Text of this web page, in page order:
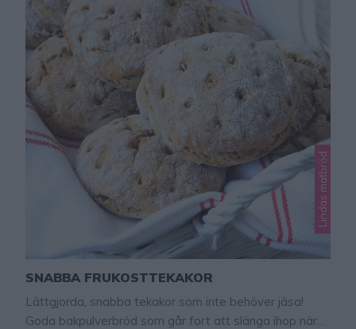
Lindas matbröd
SNABBA FRUKOSTTEKAKOR
Lättgjorda, snabba tekakor som inte behöver jäsa!
Goda bakpulverbröd som går fort att slänga ihop när